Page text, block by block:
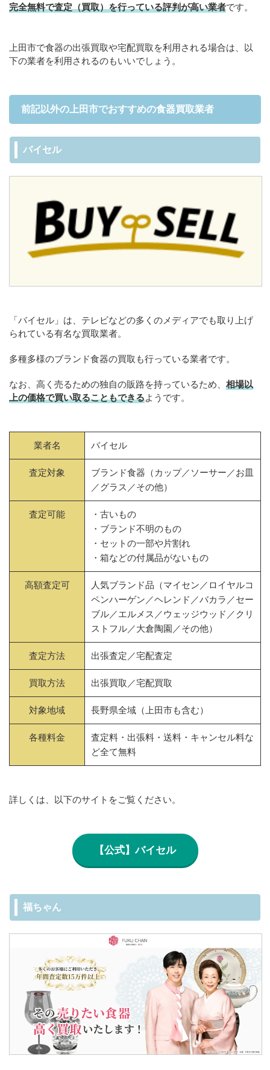
完全無料で査定（買取）を行っている評判が高い業者です。
上田市で食器の出張買取や宅配買取を利用される場合は、以
下の業者を利用されるのもいいでしょう。
前記以外の上田市でおすすめの食器買取業者
バイセル
「バイセル」は、テレビなどの多くのメディアでも取り上げ
られている有名な買取業者。
多種多様のブランド食器の買取も行っている業者です。
なお、高く売るための独自の販路を持っているため、 相場以
上の価格で買い取ることもできるようです。
業者名 バイセル
査定対象
ブランド食器（カップ／ソーサー／お皿
／グラス／その他）
査定可能
・古いもの
・ブランド不明のもの
・セットの一部や片割れ
・箱などの付属品がないもの
高額査定可
人気ブランド品（マイセン／ロイヤルコ
ペンハーゲン／ヘレンド／バカラ／セー
ブル／エルメス／ウェッジウッド／クリ
ストフル／大倉陶園／その他）
査定方法 出張査定／宅配査定
買取方法 出張買取／宅配買取
対象地域 長野県全域（上田市も含む）
各種料金
査定料・出張料・送料・キャンセル料な
ど全て無料
詳しくは、以下のサイトをご覧ください。
【公式】バイセル
福ちゃん